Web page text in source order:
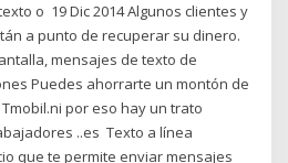
o 19 Dic 2014 Algunos clientes y
a punto de recuperar su dinero.
mensajes de texto de
Puedes ahorrarte un montón de
por eso hay un trato
..es Texto a línea
que te permite enviar mensajes